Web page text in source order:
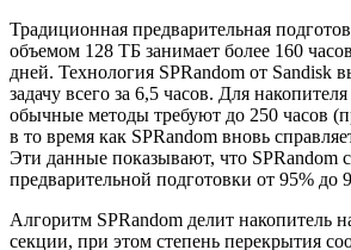
Традиционная предварительная
объемом 128 ТБ занимает более 160
дней. Технология SPRandom от Sandisk
задачу всего за 6,5 часов. Для
обычные методы требуют до 250 часов
в то время как SPRandom вновь
Эти данные показывают, что SPRandom
предварительной подготовки от 95% до
Алгоритм SPRandom делит накопитель
секции, при этом степень перекрытия